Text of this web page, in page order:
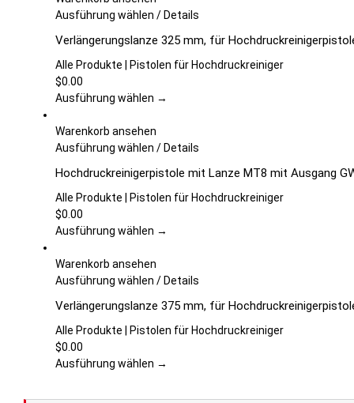
Ausführung wählen Dieses
weist
mehrere
auf.
Optionen
können
der
Produktseite
werden
/Details
Verlängerungslanze 325 mm, für
Alle Produkte | Pistolen für Hochdruckreiniger
$0.00
Ausführung wählen →
Warenkorb ansehen
Ausführung wählen Dieses
weist
mehrere
auf.
Optionen
können
der
Produktseite
werden
/Details
Hochdruckreinigerpistole mit Lanze MT8 mit Ausgang
Alle Produkte | Pistolen für Hochdruckreiniger
$0.00
Ausführung wählen →
Warenkorb ansehen
Ausführung wählen Dieses
weist
mehrere
auf.
/Details
Verlängerungslanze 375 mm, für
Alle Produkte | Pistolen für Hochdruckreiniger
$0.00
Ausführung wählen →